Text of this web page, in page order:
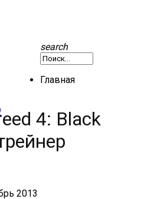
search
Главная
4: Black
2013